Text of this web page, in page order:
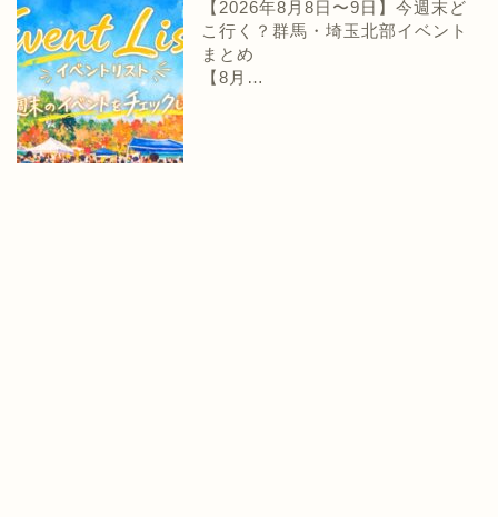
【2026年8月8日〜9日】今週末ど
こ行く？群馬・埼玉北部イベント
まとめ
【8月…